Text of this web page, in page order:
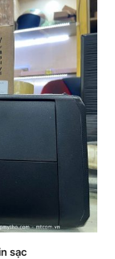
sạc